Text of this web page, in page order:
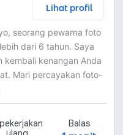
Lihat profil
seorang pewarna foto
dari 6 tahun. Saya
kenangan Anda
Mari percayakan foto-
Balas